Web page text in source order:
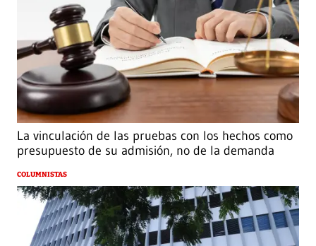
La vinculación de las pruebas con los hechos como
presupuesto de su admisión, no de la demanda
COLUMNISTAS